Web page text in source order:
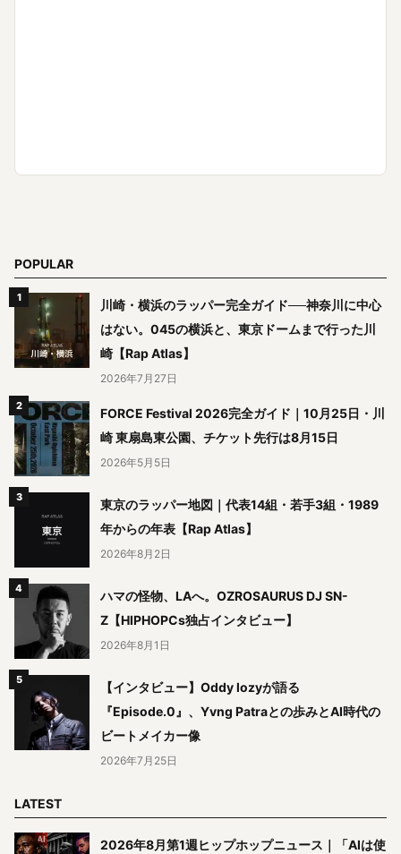
POPULAR
川崎・横浜のラッパー完全ガイド──神奈川に中心
はない。045の横浜と、東京ドームまで行った川
崎【Rap Atlas】
2026年7月27日
FORCE Festival 2026完全ガイド｜10月25日・川
崎 東扇島東公園、チケット先行は8月15日
2026年5月5日
東京のラッパー地図｜代表14組・若手3組・1989
年からの年表【Rap Atlas】
2026年8月2日
ハマの怪物、LAへ。OZROSAURUS DJ SN-
Z【HIPHOPCs独占インタビュー】
2026年8月1日
【インタビュー】Oddy lozyが語る
『Episode.0』、Yvng Patraとの歩みとAI時代の
ビートメイカー像
2026年7月25日
LATEST
2026年8月第1週ヒップホップニュース｜「AIは使